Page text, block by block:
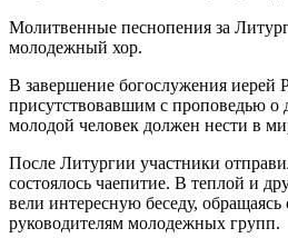
Молитвенные песнопения за
молодежный хор.
В завершение богослужения иерей
присутствовавшим с проповедью о
молодой человек должен нести в
После Литургии участники
состоялось чаепитие. В теплой и
вели интересную беседу,
руководителям молодежных групп.